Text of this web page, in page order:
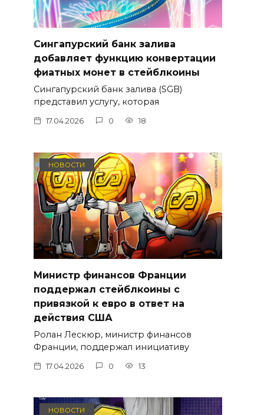
Сингапурский банк залива
добавляет функцию конвертации
фиатных монет в стейблкоины
Сингапурский банк залива (SGB)
представил услугу, которая
17.04.2026 0 18
НОВОСТИ
Министр финансов Франции
поддержал стейблкоины с
привязкой к евро в ответ на
действия США
Ролан Лескюр, министр финансов
Франции, поддержал инициативу
17.04.2026 0 13
НОВОСТИ